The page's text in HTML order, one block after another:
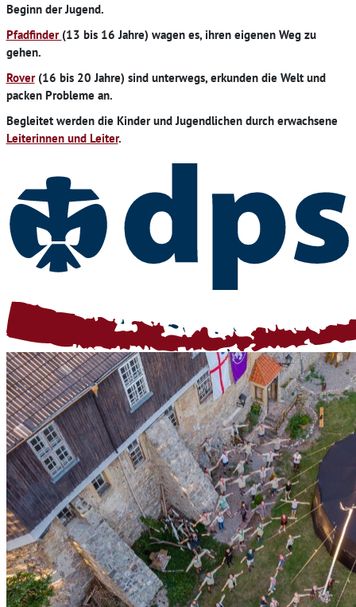
Beginn der Jugend.
Pfadfinder (13 bis 16 Jahre) wagen es, ihren eigenen Weg zu
gehen.
Rover(16 bis 20 Jahre) sind unterwegs, erkunden die Welt und
packen Probleme an.
Begleitet werden die Kinder und Jugendlichen durch erwachsene
Leiterinnen und Leiter.